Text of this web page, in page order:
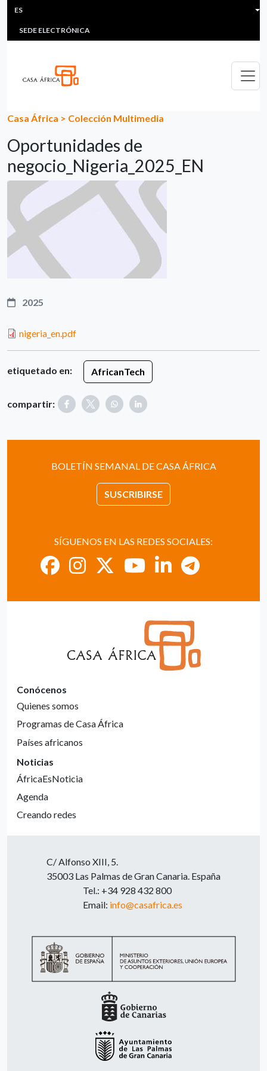
Pasar al contenido principal
HEADER MENU
MULTIMEDIA
SEDE ELECTRÓNICA
ES
Casa África > Colección Multimedia
Oportunidades de
negocio_Nigeria_2025_EN
2025
nigeria_en.pdf
etiquetado en: AfricanTech
compartir:
BOLETÍN SEMANAL DE CASA ÁFRICA
SUSCRIBIRSE
SÍGUENOS EN LAS REDES SOCIALES:
Conócenos
Quienes somos
Programas de Casa África
Países africanos
Noticias
ÁfricaEsNoticia
Agenda
Creando redes
C/ Alfonso XIII, 5.
35003 Las Palmas de Gran Canaria. España
Tel.: +34 928 432 800
Email: info@casafrica.es